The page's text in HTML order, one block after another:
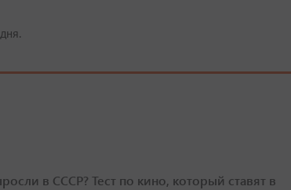
в СССР? Тест по кино, который ставят в